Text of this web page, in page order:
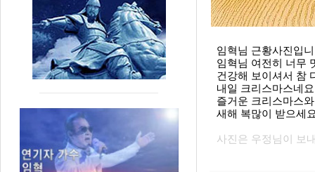
임혁님 근황사진입
임혁님 여전히 너무
건강해 보이셔서 참
내일 크리스마스네
즐거운 크리스마스
새해 복많이 받으세
사진은 우정님이 보